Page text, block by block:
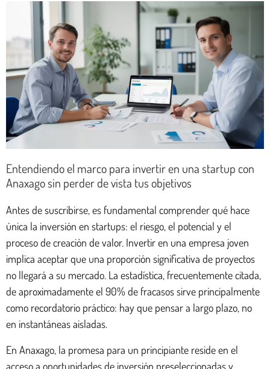
Entendiendo el marco para invertir en una startup con
Anaxago sin perder de vista tus objetivos
Antes de suscribirse, es fundamental comprender qué hace
única la inversión en startups: el riesgo, el potencial y el
proceso de creación de valor. Invertir en una empresa joven
implica aceptar que una proporción significativa de proyectos
no llegará a su mercado. La estadística, frecuentemente citada,
de aproximadamente el 90% de fracasos sirve principalmente
como recordatorio práctico: hay que pensar a largo plazo, no
en instantáneas aisladas.
En Anaxago, la promesa para un principiante reside en el
acceso a oportunidades de inversión preseleccionadas y